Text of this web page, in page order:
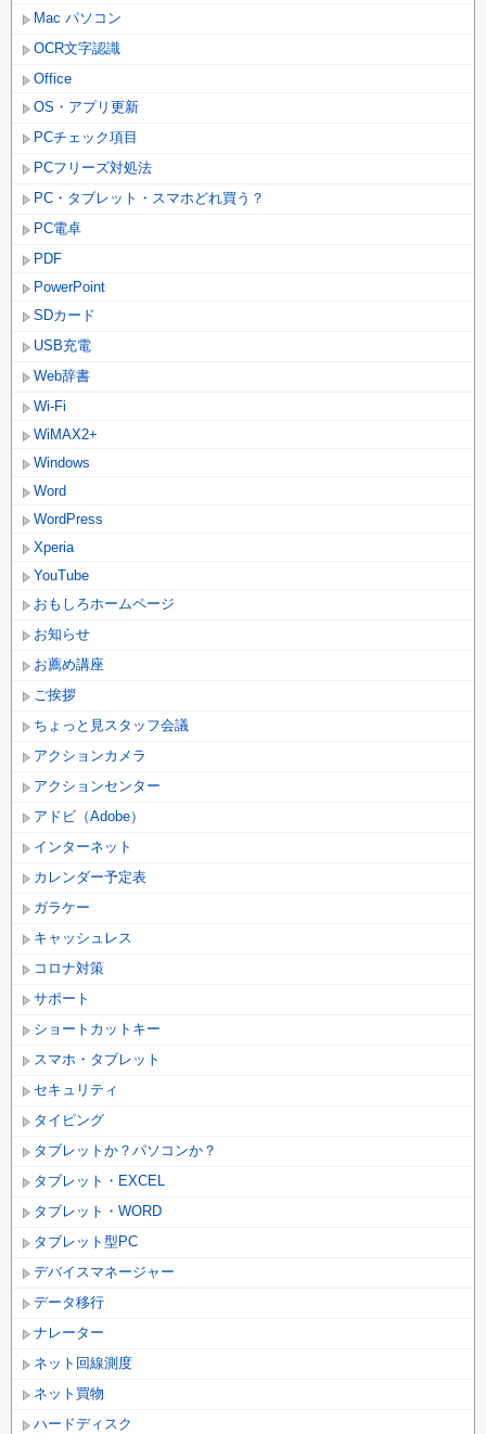
Mac パソコン
OCR文字認識
Office
OS・アプリ更新
PCチェック項目
PCフリーズ対処法
PC・タブレット・スマホどれ買う？
PC電卓
PDF
PowerPoint
SDカード
USB充電
Web辞書
Wi-Fi
WiMAX2+
Windows
Word
WordPress
Xperia
YouTube
おもしろホームページ
お知らせ
お薦め講座
ご挨拶
ちょっと見スタッフ会議
アクションカメラ
アクションセンター
アドビ（Adobe）
インターネット
カレンダー予定表
ガラケー
キャッシュレス
コロナ対策
サポート
ショートカットキー
スマホ・タブレット
セキュリティ
タイピング
タブレットか？パソコンか？
タブレット・EXCEL
タブレット・WORD
タブレット型PC
デバイスマネージャー
データ移行
ナレーター
ネット回線測度
ネット買物
ハードディスク